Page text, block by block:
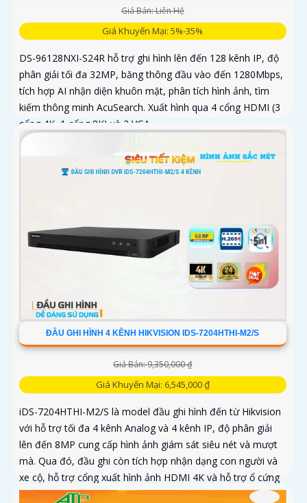
Giá Bán: Liên Hệ
Giá Khuyến Mại: 5%-35%
DS-96128NXI-S24R hỗ trợ ghi hình lên đến 128 kênh IP, độ
phân giải tối đa 32MP, băng thông đầu vào đến 1280Mbps,
tích hợp AI nhận diện khuôn mặt, phân tích hình ảnh, tìm
kiếm thông minh AcuSearch. Xuất hình qua 4 cổng HDMI (3
cổng 4K, 1 cổng 8K) và 2 VGA
ĐẦU GHI HÌNH 4 KÊNH HIKVISION IDS-7204HTHI-M2/S
Giá Bán: 9,350,000 ₫
Giá Khuyến Mại: 6,545,000 ₫
iDS-7204HTHI-M2/S là model đầu ghi hình đến từ Hikvision
với hỗ trợ tối đa 4 kênh Analog và 4 kênh IP, độ phân giải
lên đến 8MP cung cấp hình ảnh giám sát siêu nét và mượt
mà. Qua đó, đầu ghi còn tích hợp nhận dạng con người và
xe cộ, hỗ trợ cổng xuất hình ảnh HDMI 4K và hỗ trợ ổ cứng
lên đến 10TB